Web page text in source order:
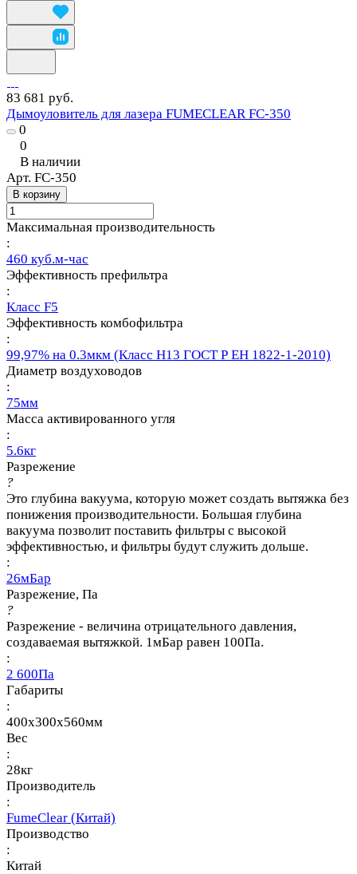
83 681 руб.
Дымоуловитель для лазера FUMECLEAR FC-350
0
0
В наличии
Арт. FC-350
В корзину
Максимальная производительность
:
460 куб.м-час
Эффективность префильтра
:
Класс F5
Эффективность комбофильтра
:
99,97% на 0.3мкм (Класс Н13 ГОСТ Р ЕН 1822-1-2010)
Диаметр воздуховодов
:
75мм
Масса активированного угля
:
5.6кг
Разрежение
?
Это глубина вакуума, которую может создать вытяжка без
понижения производительности. Большая глубина
вакуума позволит поставить фильтры с высокой
эффективностью, и фильтры будут служить дольше.
:
26мБар
Разрежение, Па
?
Разрежение - величина отрицательного давления,
создаваемая вытяжкой. 1мБар равен 100Па.
:
2 600Па
Габариты
:
400х300х560мм
Вес
:
28кг
Производитель
:
FumeClear (Китай)
Производство
:
Китай